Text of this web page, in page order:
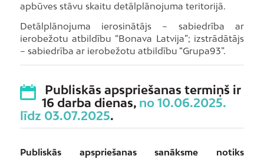
apbūves stāvu skaitu detālplānojuma teritorijā.
Detālplānojuma ierosinātājs – sabiedrība ar
ierobežotu atbildību “Bonava Latvija”; izstrādātājs
– sabiedrība ar ierobežotu atbildību “Grupa93”.
Publiskās apspriešanas termiņš ir
16 darba dienas, no 10.06.2025.
līdz 03.07.2025.
Publiskās apspriešanas sanāksme notiks